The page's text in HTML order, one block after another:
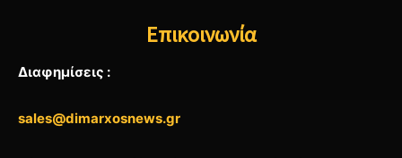
Επικοινωνία
Διαφημίσεις :
sales@dimarxosnews.gr